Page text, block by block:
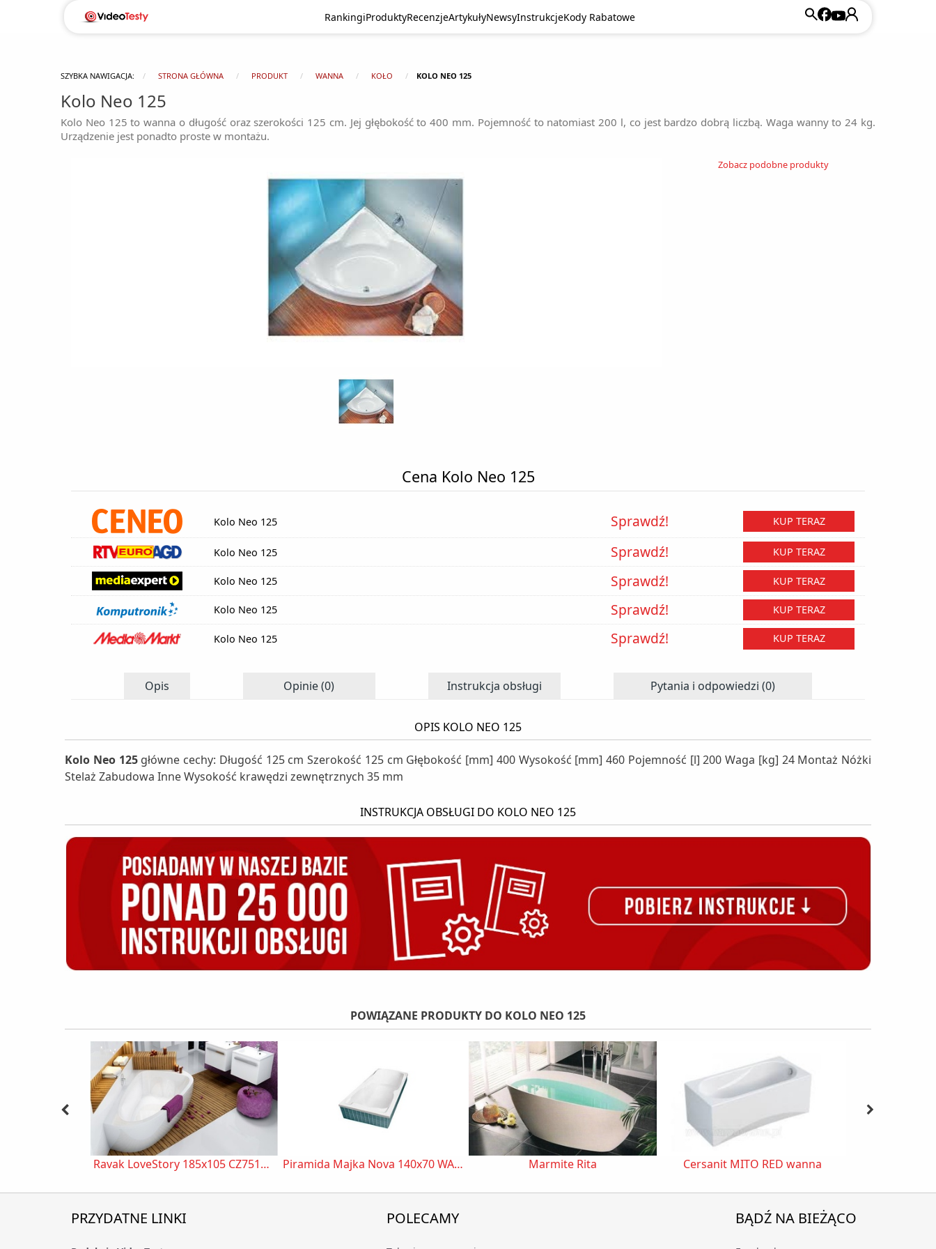
RankingiProduktyRecenzjeArtykułyNewsyInstrukcjeKody Rabatowe
SZYBKA NAWIGACJA: STRONA GŁÓWNA PRODUKT WANNA KOŁO KOLO NEO 125
Kolo Neo 125
Kolo Neo 125 to wanna o długość oraz szerokości 125 cm. Jej głębokość to 400 mm. Pojemność to natomiast 200 l, co jest bardzo dobrą liczbą. Waga wanny to 24 kg.
Urządzenie jest ponadto proste w montażu.
Zobacz podobne produkty
Cena Kolo Neo 125
Kolo Neo 125 Sprawdź! KUP TERAZ
Kolo Neo 125 Sprawdź! KUP TERAZ
Kolo Neo 125 Sprawdź! KUP TERAZ
Kolo Neo 125 Sprawdź! KUP TERAZ
Kolo Neo 125 Sprawdź! KUP TERAZ
Opis Opinie (0) Instrukcja obsługi Pytania i odpowiedzi (0)
OPIS KOLO NEO 125
Kolo Neo 125główne cechy: Długość 125 cm Szerokość 125 cm Głębokość [mm] 400 Wysokość [mm] 460 Pojemność [l] 200 Waga [kg] 24 Montaż Nóżki
Stelaż Zabudowa Inne Wysokość krawędzi zewnętrznych 35 mm
INSTRUKCJA OBSŁUGI DO KOLO NEO 125
POWIĄZANE PRODUKTY DO KOLO NEO 125
Ravak LoveStory 185x105 CZ75100A00 Piramida Majka Nova 140x70 WAM-140-PK Marmite Rita Cersanit MITO RED wanna
PRZYDATNE LINKI POLECAMY BĄDŹ NA BIEŻĄCO